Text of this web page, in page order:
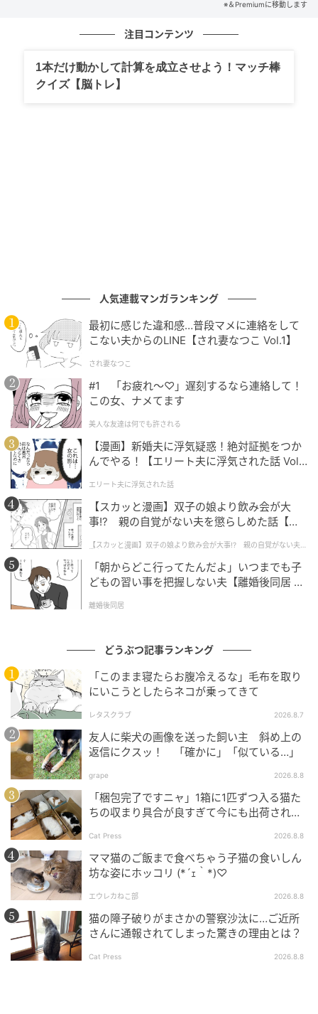
兄弟姉妹の末っ子。奥目の二重でちょっと困ったよう
や見知らぬ通行人にも愛想を振りまくハッピーな性
格。現在「スワレ」「マテ」を鋭意習得中。
※＆Premiumに移動します
注目コンテンツ
1本だけ動かして計算を成立させよう！マッチ棒
クイズ【脳トレ】
人気連載マンガランキング
最初に感じた違和感…普段マメに連絡をして
こない夫からのLINE【され妻なつこ Vol.1】
され妻なつこ
#1 「お疲れ〜♡」遅刻するなら連絡して！
この女、ナメてます
美人な友達は何でも許される
【漫画】新婚夫に浮気疑惑！絶対証拠をつか
んでやる！【エリート夫に浮気された話 Vol.
エリート夫に浮気された話
【スカッと漫画】双子の娘より飲み会が大
事!? 親の自覚がない夫を懲らしめた話【第1
【スカッと漫画】双子の娘より飲み会が大事!? 親の自覚がない夫を
懲らしめた話
「朝からどこ行ってたんだよ」いつまでも子
どもの習い事を把握しない夫【離婚後同居 Vo
離婚後同居
どうぶつ記事ランキング
「このまま寝たらお腹冷えるな」毛布を取り
にいこうとしたらネコが乗ってきて
レタスクラブ 2026.8.7
友人に柴犬の画像を送った飼い主 斜め上の
返信にクスッ！ 「確かに」「似ている…」
grape 2026.8.8
「梱包完了ですニャ」1箱に1匹ずつ入る猫た
ちの収まり具合が良すぎて今にも出荷されそ
Cat Press 2026.8.8
ママ猫のご飯まで食べちゃう子猫の食いしん
坊な姿にホッコリ (*´ｪ｀*)♡
エウレカねこ部 2026.8.8
猫の障子破りがまさかの警察沙汰に…ご近所
さんに通報されてしまった驚きの理由とは？
Cat Press 2026.8.8